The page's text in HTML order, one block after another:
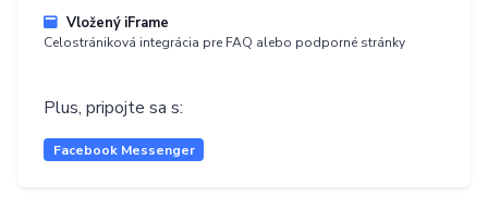
Vložený iFrame
Celostrániková integrácia pre FAQ alebo podporné stránky
Plus, pripojte sa s:
Facebook Messenger